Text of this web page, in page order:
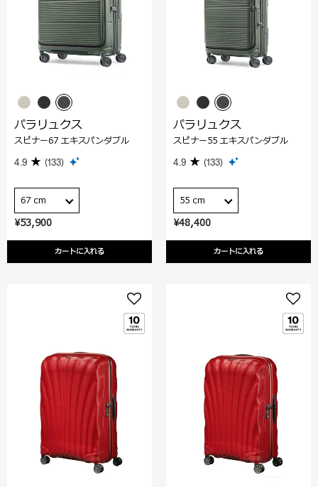
¥53,900
カートに入れる
パラリュクス
スピナー67 エキスパンダブル
4.9 (133)
67 cm
¥48,400
カートに入れる
パラリュクス
スピナー55 エキスパンダブル
4.9 (133)
55 cm